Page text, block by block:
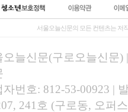
서울오늘신문의 모든 컨텐츠는 저
오늘신문(구로오늘신문)
자번호: 812-53-00923 |
241호 (구로동, 오퍼